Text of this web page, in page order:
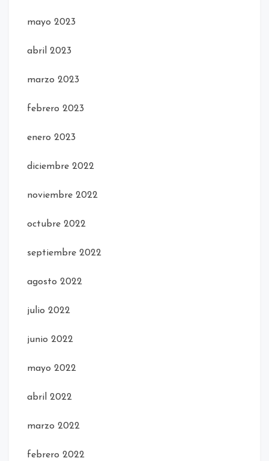
mayo 2023
abril 2023
marzo 2023
febrero 2023
enero 2023
diciembre 2022
noviembre 2022
octubre 2022
septiembre 2022
agosto 2022
julio 2022
junio 2022
mayo 2022
abril 2022
marzo 2022
febrero 2022